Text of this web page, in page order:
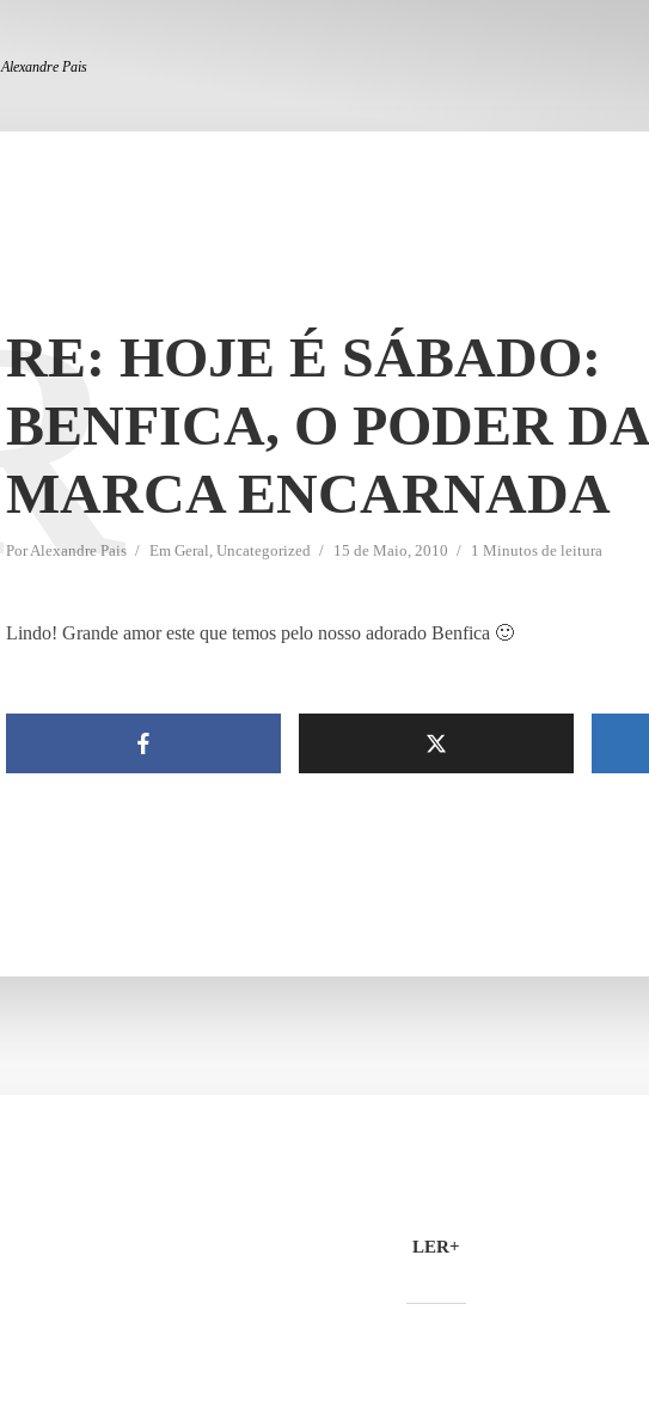
Alexandre Pais
RE: HOJE É SÁBADO:
BENFICA, O PODER DA
MARCA ENCARNADA
PorAlexandre Pais Em Geral, Uncategorized 15 de Maio, 2010 1 Minutos de leitura
R
Lindo! Grande amor este que temos pelo nosso adorado Benfica 🙂
LER+